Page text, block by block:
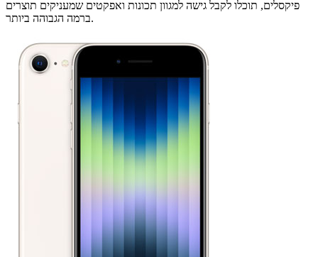
פיקסלים, תוכלו לקבל גישה למגוון תכונות ואפקטים שמעניקים תוצרים
ברמה הגבוהה ביותר.